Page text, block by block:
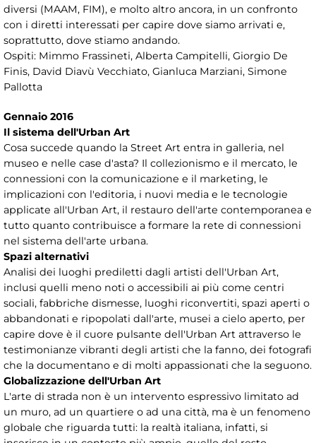
diversi (MAAM, FIM), e molto altro ancora, in un confronto
con i diretti interessati per capire dove siamo arrivati e,
soprattutto, dove stiamo andando.
Ospiti: Mimmo Frassineti, Alberta Campitelli, Giorgio De
Finis, David Diavù Vecchiato, Gianluca Marziani, Simone
Pallotta
Gennaio 2016
Il sistema dell'Urban Art
Cosa succede quando la Street Art entra in galleria, nel
museo e nelle case d'asta? Il collezionismo e il mercato, le
connessioni con la comunicazione e il marketing, le
implicazioni con l'editoria, i nuovi media e le tecnologie
applicate all'Urban Art, il restauro dell'arte contemporanea e
tutto quanto contribuisce a formare la rete di connessioni
nel sistema dell'arte urbana.
Spazi alternativi
Analisi dei luoghi prediletti dagli artisti dell'Urban Art,
inclusi quelli meno noti o accessibili ai più come centri
sociali, fabbriche dismesse, luoghi riconvertiti, spazi aperti o
abbandonati e ripopolati dall'arte, musei a cielo aperto, per
capire dove è il cuore pulsante dell'Urban Art attraverso le
testimonianze vibranti degli artisti che la fanno, dei fotografi
che la documentano e di molti appassionati che la seguono.
Globalizzazione dell'Urban Art
L'arte di strada non è un intervento espressivo limitato ad
un muro, ad un quartiere o ad una città, ma è un fenomeno
globale che riguarda tutti: la realtà italiana, infatti, si